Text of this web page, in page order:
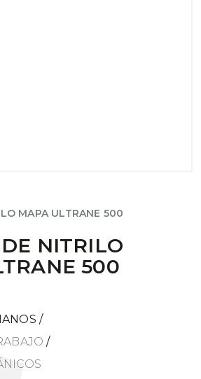
MAPA ULTRANE 500
NITRILO
500
/
/